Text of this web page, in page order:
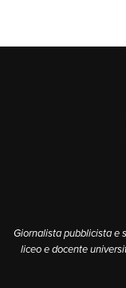
Giornalista pubblicista e
liceo e docente